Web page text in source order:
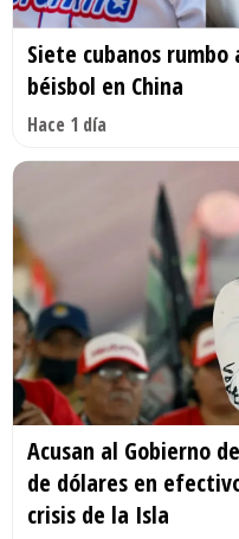
Siete cubanos
béisbol en China
Hace 1 día
Acusan al Gobierno
de dólares en
crisis de la Isla